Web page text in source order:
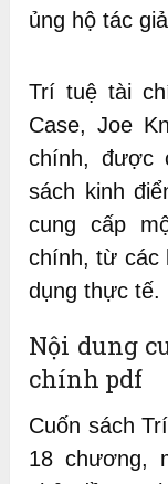
ủng hộ tác
Trí tuệ tài
Case, Joe
chính, được
sách kinh
cung cấp
chính, từ các
dụng thực tế.
Nội dung
chính pdf
Cuốn sách
18 chương,